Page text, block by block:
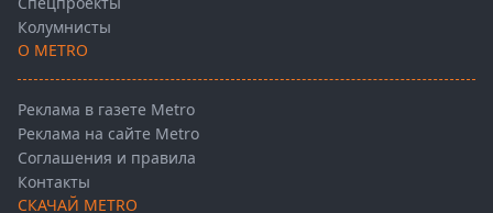
Колумнисты
О METRO
Реклама в газете Metro
Реклама на сайте Metro
Соглашения и правила
Контакты
СКАЧАЙ METRO